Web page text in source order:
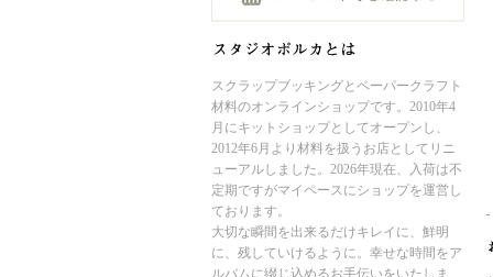
スクラップブッキングとペーパークラフト
材料のオンラインショップです。2010年4
月にキットショップとしてオープンし、
2012年6月より材料を扱うお店としてリニ
ューアルしました。2026年現在、入荷は不
定期ですがマイペースにショップを運営し
ております。
大切な瞬間を出来るだけキレイに、鮮明
に、残していけるように。幸せな時間をア
ルバムに綴じ込めるお手伝いをいたしま